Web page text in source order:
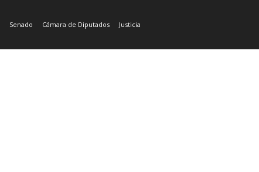
Senado Cámara de Diputados
Justicia